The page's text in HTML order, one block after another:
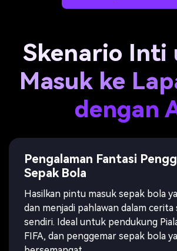
Skenario Inti
Masuk ke
dengan
Pengalaman Fantasi
Sepak Bola
Hasilkan pintu masuk sepak bola
dan menjadi pahlawan dalam
sendiri. Ideal untuk pendukung
FIFA, dan penggemar sepak bola